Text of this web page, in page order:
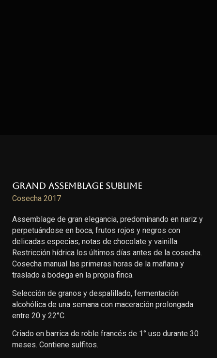
Grand Assemblage Sublime
Cosecha 2017
Assemblage de gran elegancia, predominando en nariz y
perpetuándose en boca, frutos rojos y negros con
delicadas especias, notas de chocolate y vainilla.
Restricción hídrica los últimos días antes de la cosecha.
Cosecha manual las primeras horas de la mañana y
traslado a bodega en la propia finca.
Selección de granos y despalillado, fermentación
alcohólica de una semana con maceración prolongada
entre 20 y 22°C.
Criado en barrica de roble francés de 1° uso durante 30
meses. Contiene sulfitos.